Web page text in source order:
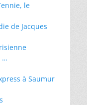
le
de Jacques
…
à Saumur